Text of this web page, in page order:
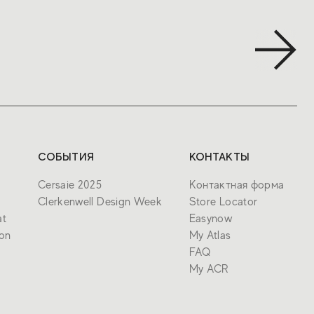
СОБЫТИЯ
Cersaie 2025
Clerkenwell Design Week
КОНТАКТЫ
Контактная форма
Store Locator
Easynow
My Atlas
FAQ
My ACR